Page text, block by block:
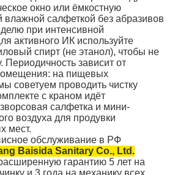
окно или ёмкостную
влажной салфеткой без абразивов
при интенсивной
активного ИК используйте
спирт (не этанол), чтобы не
Периодичность зависит от
на пищевых
советуем проводить чистку
с краном идёт
салфетка и мини-
воздуха для продувки
мест.
обслуживание в РФ
Baisida Sanitary Co., Ltd.
гарантию 5 лет на